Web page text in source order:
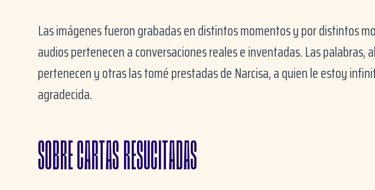
Las imágenes fueron grabadas en distintos momentos y por distintos
audios pertenecen a conversaciones reales e inventadas. Las palabras,
pertenecen y otras las tomé prestadas de Narcisa, a quien le estoy
agradecida.
SOBRE CARTAS RESUCITADAS